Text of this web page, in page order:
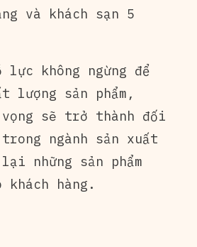
và khách sạn 5
lực không ngừng để
lượng sản phẩm,
sẽ trở thành đối
ngành sản xuất
lại những sản phẩm
hàng.